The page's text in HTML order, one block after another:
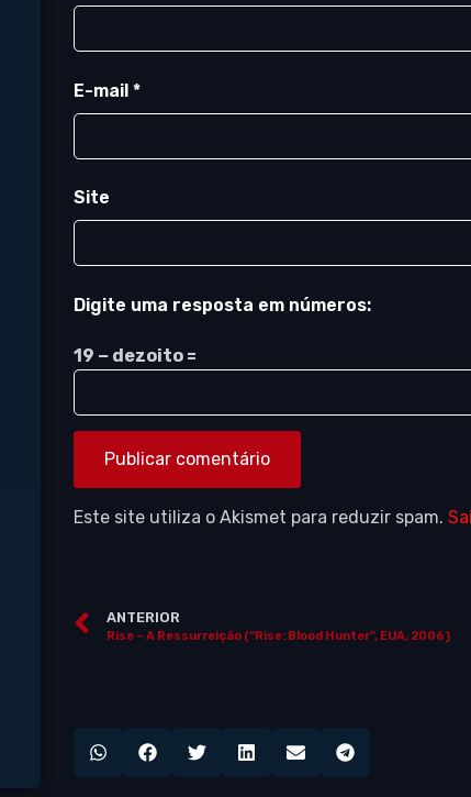
E-mail*
Site
Digite uma resposta em números:
19 − dezoito =
Este site utiliza o Akismet para reduzir spam.
ANTERIOR
Rise – A Ressurreição (“Rise: Blood Hunter”, EUA, 2006)